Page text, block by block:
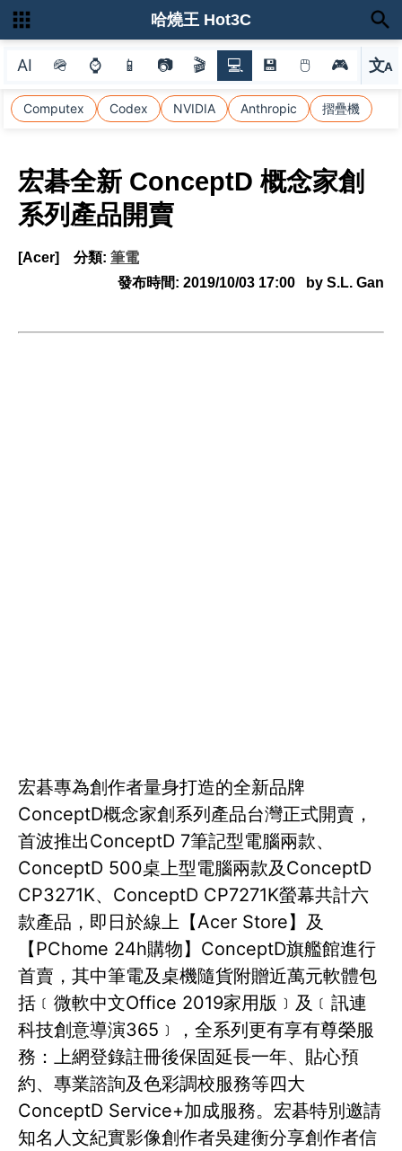
AI 🪖 ⌚ 📱 📷 🎬 💻 💾 🖱 🎮 文A
選
Computex Codex NVIDIA Anthropic 摺疊機
哈燒王 Hot3C
宏碁全新 ConceptD 概念家創
系列產品開賣
[Acer] 分類: 筆電
發布時間: 2019/10/03 17:00 by S.L. Gan
宏碁專為創作者量身打造的全新品牌
ConceptD概念家創系列產品台灣正式開賣，
首波推出ConceptD 7筆記型電腦兩款、
ConceptD 500桌上型電腦兩款及ConceptD
CP3271K、ConceptD CP7271K螢幕共計六
款產品，即日於線上【Acer Store】及
【PChome 24h購物】ConceptD旗艦館進行
首賣，其中筆電及桌機隨貨附贈近萬元軟體包
括﹝微軟中文Office 2019家用版﹞及﹝訊連
科技創意導演365﹞，全系列更有享有尊榮服
務：上網登錄註冊後保固延長一年、貼心預
約、專業諮詢及色彩調校服務等四大
ConceptD Service+加成服務。宏碁特別邀請
知名人文紀實影像創作者吳建衡分享創作者信